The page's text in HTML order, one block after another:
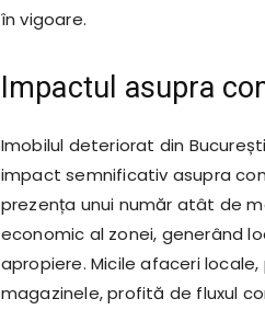
în vigoare.
Impactul asupra
Imobilul deteriorat din
impact semnificativ asupra
prezența unui număr atât de
economic al zonei, generând
apropiere. Micile afaceri
magazinele, profită de fluxul